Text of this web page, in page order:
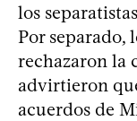
los
Por separado,
rechazaron la
advirtieron
acuerdos de